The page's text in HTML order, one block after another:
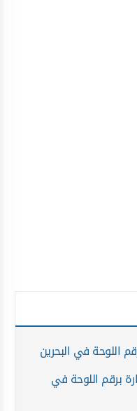
اللوحة في البحرين
برقم اللوحة في